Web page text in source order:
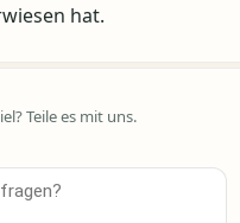
hat.
Teile es mit uns.